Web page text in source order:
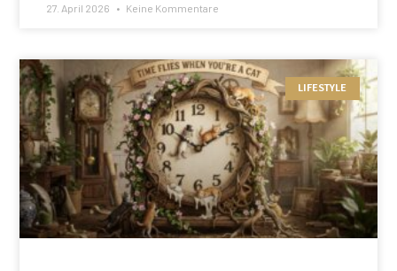
27. April 2026 Keine Kommentare
LIFESTYLE